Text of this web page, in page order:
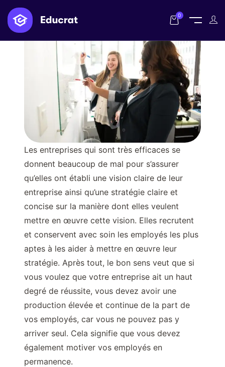
0
Les entreprises qui sont très efficaces se
donnent beaucoup de mal pour s’assurer
qu’elles ont établi une vision claire de leur
entreprise ainsi qu’une stratégie claire et
concise sur la manière dont elles veulent
mettre en œuvre cette vision. Elles recrutent
et conservent avec soin les employés les plus
aptes à les aider à mettre en œuvre leur
stratégie. Après tout, le bon sens veut que si
vous voulez que votre entreprise ait un haut
degré de réussite, vous devez avoir une
production élevée et continue de la part de
vos employés, car vous ne pouvez pas y
arriver seul. Cela signifie que vous devez
également motiver vos employés en
permanence.